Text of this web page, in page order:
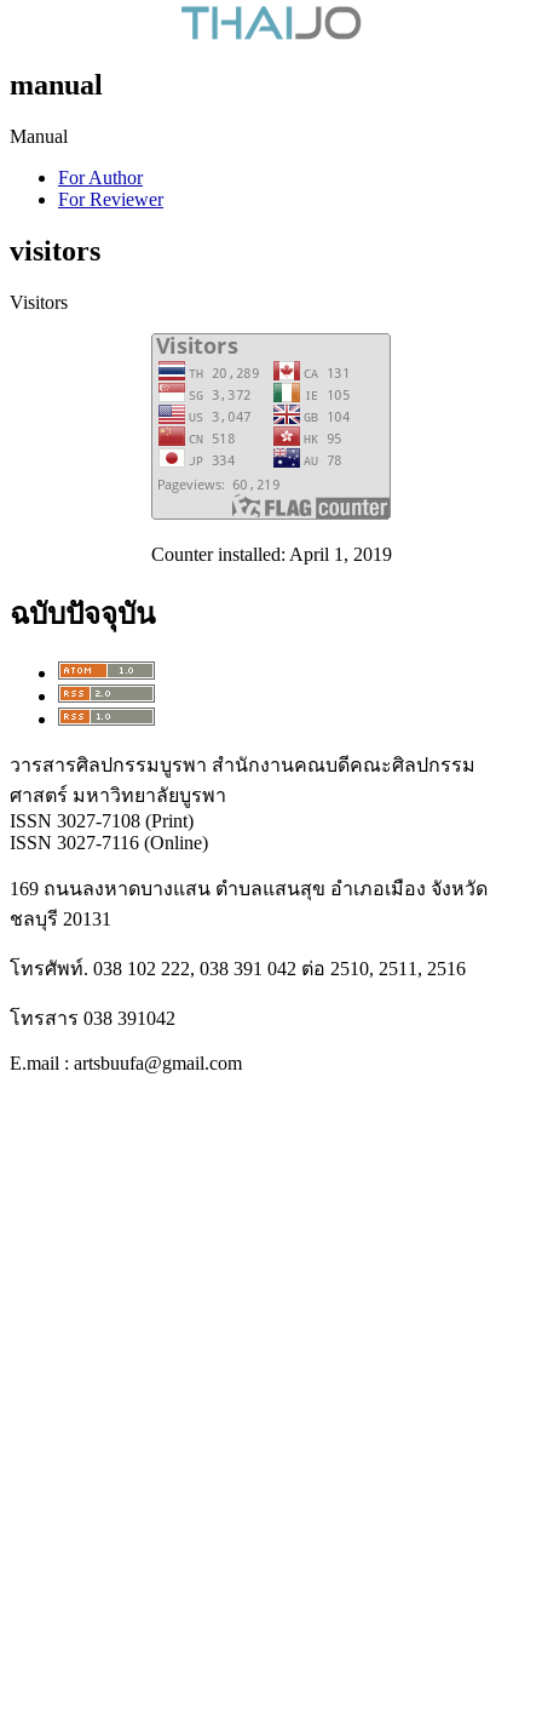
manual
Manual
For Author
For Reviewer
visitors
Visitors
Counter installed: April 1, 2019
ฉบับปัจจุบัน
วารสารศิลปกรรมบูรพา สำนักงานคณบดีคณะศิลปกรรม
ศาสตร์ มหาวิทยาลัยบูรพา
ISSN 3027-7108 (Print)
ISSN 3027-7116 (Online)
169 ถนนลงหาดบางแสน ตำบลแสนสุข อำเภอเมือง จังหวัด
ชลบุรี 20131
โทรศัพท์. 038 102 222, 038 391 042 ต่อ 2510, 2511, 2516
โทรสาร 038 391042
E.mail : artsbuufa@gmail.com